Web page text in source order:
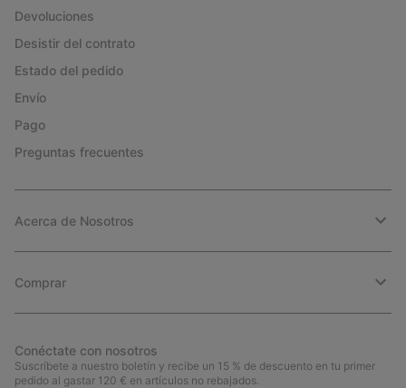
Devoluciones
Desistir del contrato
Estado del pedido
Envío
Pago
Preguntas frecuentes
Acerca de Nosotros
Comprar
Conéctate con nosotros
Suscríbete a nuestro boletín y recibe un 15 % de descuento en tu primer
pedido al gastar 120 € en artículos no rebajados.